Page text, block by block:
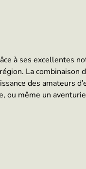
à ses excellentes
La combinaison
des amateurs
même un